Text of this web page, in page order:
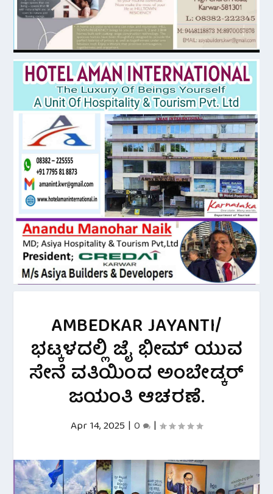
AMBEDKAR JAYANTI/
ಭಟ್ಕಳದಲ್ಲಿ ಜೈ ಭೀಮ್ ಯುವ
ಸೇನೆ ವತಿಯಿಂದ ಅಂಬೇಡ್ಕರ್
ಜಯಂತಿ ಆಚರಣೆ.
Apr 14, 2025 | 0 |